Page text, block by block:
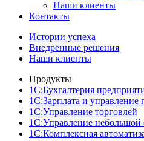
Наши клиенты
Контакты
Истории успеха
Внедренные решения
Наши клиенты
Продукты
1С:Бухгалтерия
1С:Зарплата и управление
1С:Управление торговлей
1С:Управление
1С:Комплексная